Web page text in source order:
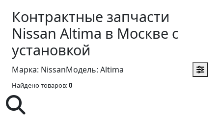
Контрактные запчасти
Nissan Altima в Москве с
установкой
Марка: NissanМодель: Altima
Найдено товаров:0